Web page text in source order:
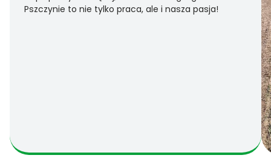
Pszczynie to nie tylko praca, ale i nasza pasja!